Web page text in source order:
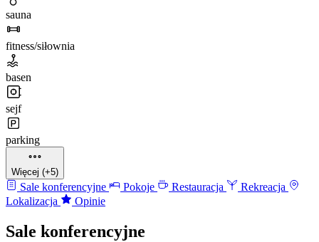
sauna
fitness/siłownia
basen
sejf
parking
Więcej (+5)
Sale konferencyjne Pokoje Restauracja
Rekreacja
Lokalizacja
Opinie
Sale konferencyjne